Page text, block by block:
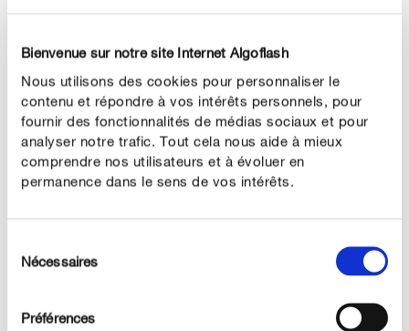
Bienvenue sur notre site Internet Algoflash
Nous utilisons des cookies pour personnaliser le
contenu et répondre à vos intérêts personnels, pour
fournir des fonctionnalités de médias sociaux et pour
analyser notre trafic. Tout cela nous aide à mieux
comprendre nos utilisateurs et à évoluer en
permanence dans le sens de vos intérêts.
duNécessaires
Préférences
les géraniums cultivés maison ou achetés en magasin
en les espaçant de 20 à 30 cm. Utilisez un terreau
Géraniums et plantes fleuries très riche en nutriments.
Le conseil Algoflash